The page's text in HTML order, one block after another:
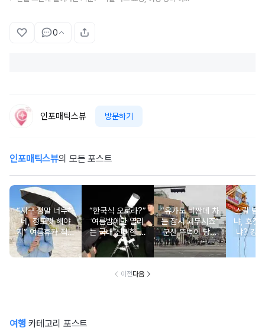
0
인포매틱스뷰 방문하기
인포매틱스뷰의 모든 포스트
“지구 정말 너무하
네, 정도껏 해야
지” 여름휴가 직사
광선 대처법
“한국식 오로라?”
여름밤에만 열리
는 국내 신비한 명
소 4
“유가도 비싼데 차
는 잠시 놔두시죠”
군산 뚜벅이 당일
치기 코스, 걸어서
다 되는 이유
스릴 넘
냐, 호젓
냐? 강
추천
이전다음
여행 카테고리 포스트